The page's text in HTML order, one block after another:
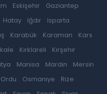
Eskişehir
Gaziantep
Hatay Iğdır
Isparta
Karabük Karaman
Kars
Kırklareli
Kırşehir
Manisa Mardin
Mersin
Ordu Osmaniye
Rize